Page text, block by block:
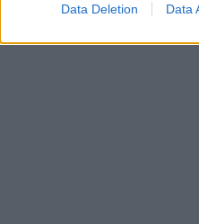
Data Deletion Data